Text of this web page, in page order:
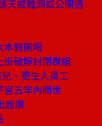
威難測或公開透
本營開唱
街破解封閉群組
、更生人員工
宮五年內問世
超讚